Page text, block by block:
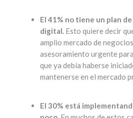
El 41% no tiene un plan
digital. Esto quiere decir
amplio mercado de
asesoramiento urgente
que ya debía haberse
mantenerse en el mercado
El 30% está